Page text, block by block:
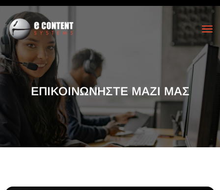
ΕΠΙΚΟΙΝΩΝΗΣΤΕ ΜΑΖΙ ΜΑΣ